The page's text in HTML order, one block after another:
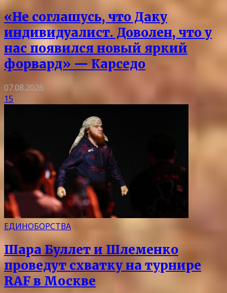
«Не соглашусь, что Даку
индивидуалист. Доволен, что у
нас появился новый яркий
форвард» — Карседо
07.08.2026
15
ЕДИНОБОРСТВА
Шара Буллет и Шлеменко
проведут схватку на турнире
RAF в Москве